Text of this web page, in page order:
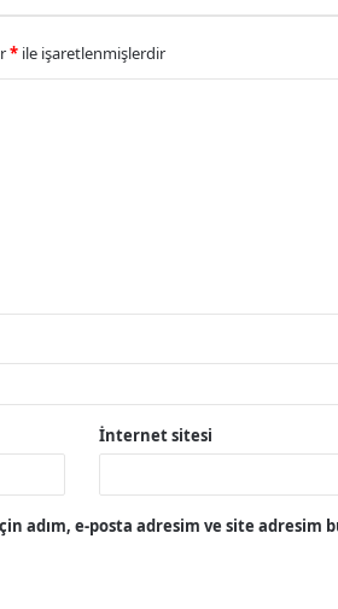
* ile işaretlenmişlerdir
İnternet sitesi
adım, e-posta adresim ve site adresim